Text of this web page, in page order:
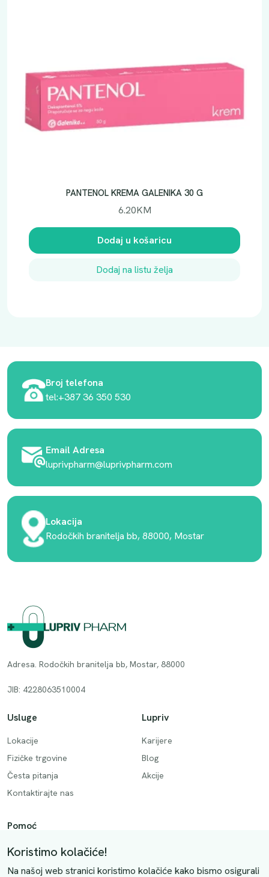
PANTENOL KREMA GALENIKA 30 G
6.20KM
Dodaj u košaricu
Dodaj na listu želja
Broj telefona
tel:+387 36 350 530
Email Adresa
luprivpharm@luprivpharm.com
Lokacija
Rodočkih branitelja bb, 88000, Mostar
Adresa. Rodočkih branitelja bb, Mostar, 88000
JIB: 4228063510004
Usluge
Lokacije
Fizičke trgovine
Česta pitanja
Kontaktirajte nas
Lupriv
Karijere
Blog
Akcije
Pomoć
Način plaćanja
Dostava
Koristimo kolačiće!
Na našoj web stranici koristimo kolačiće kako bismo osigurali